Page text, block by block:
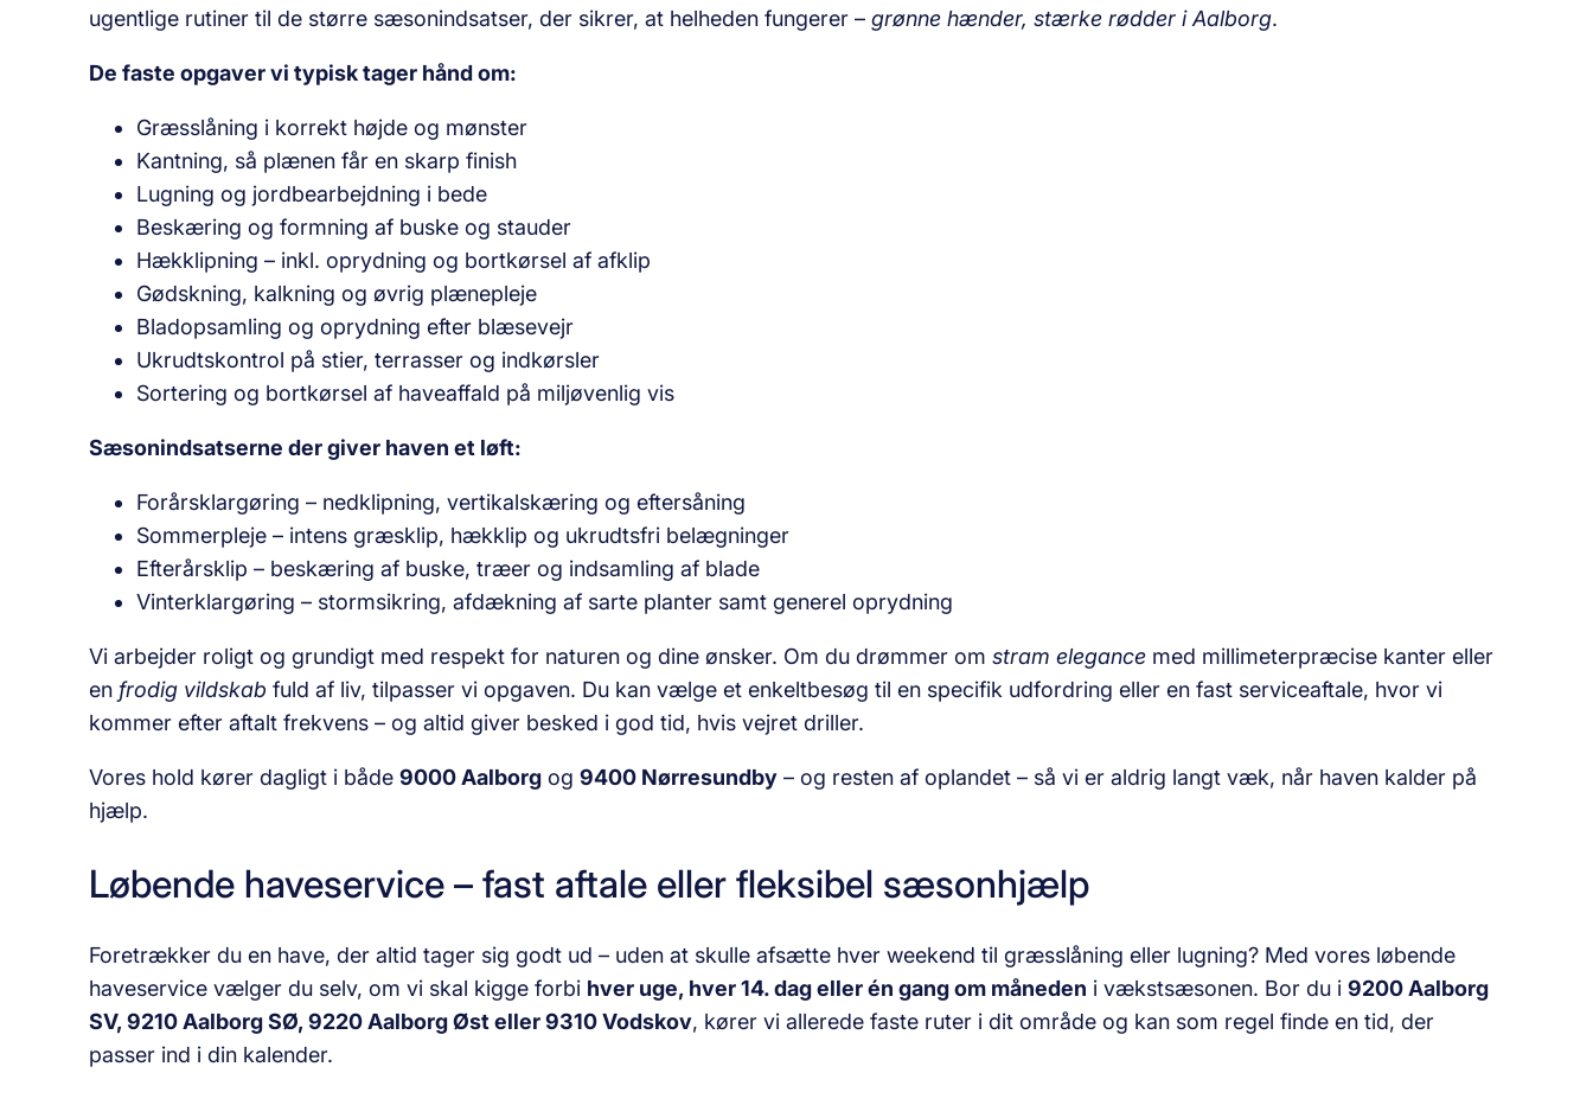
ugentlige rutiner til de større sæsonindsatser, der sikrer, at helheden fungerer – grønne hænder, stærke rødder i Aalborg.
De faste opgaver vi typisk tager hånd om:
Græsslåning i korrekt højde og mønster
Kantning, så plænen får en skarp finish
Lugning og jordbearbejdning i bede
Beskæring og formning af buske og stauder
Hækklipning – inkl. oprydning og bortkørsel af afklip
Gødskning, kalkning og øvrig plænepleje
Bladopsamling og oprydning efter blæsevejr
Ukrudtskontrol på stier, terrasser og indkørsler
Sortering og bortkørsel af haveaffald på miljøvenlig vis
Sæsonindsatserne der giver haven et løft:
Forårsklargøring – nedklipning, vertikalskæring og eftersåning
Sommerpleje – intens græsklip, hækklip og ukrudtsfri belægninger
Efterårsklip – beskæring af buske, træer og indsamling af blade
Vinterklargøring – storm­sikring, afdækning af sarte planter samt generel oprydning
Vi arbejder roligt og grundigt med respekt for naturen og dine ønsker. Om du drømmer om stram elegancemed millimeterpræcise kanter eller
en frodig vildskab fuld af liv, tilpasser vi opgaven. Du kan vælge et enkeltbesøg til en specifik udfordring eller en fast serviceaftale, hvor vi
kommer efter aftalt frekvens – og altid giver besked i god tid, hvis vejret driller.
Vores hold kører dagligt i både 9000 Aalborgog 9400 Nørresundby– og resten af oplandet – så vi er aldrig langt væk, når haven kalder på
hjælp.
Løbende haveservice – fast aftale eller fleksibel sæsonhjælp
Foretrækker du en have, der altid tager sig godt ud – uden at skulle afsætte hver weekend til græsslåning eller lugning? Med vores løbende
haveservice vælger du selv, om vi skal kigge forbi hver uge, hver 14. dag eller én gang om måneden i vækstsæsonen. Bor du i 9200 Aalborg
SV, 9210 Aalborg SØ, 9220 Aalborg Øst eller 9310 Vodskov, kører vi allerede faste ruter i dit område og kan som regel finde en tid, der
passer ind i din kalender.